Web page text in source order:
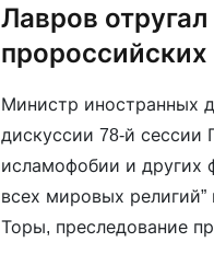
Лавров
пророссийских
Министр иностранных
дискуссии 78-й сессии
исламофобии и других
всех мировых
Торы, преследование